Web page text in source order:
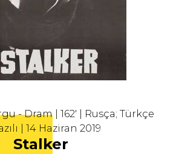
- Dram | 162' | Rusça; Türkçe
| 14 Haziran 2019
Stalker